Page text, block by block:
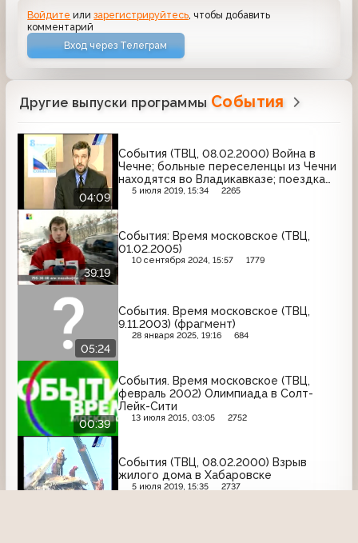
Войдите илизарегистрируйтесь , чтобы добавить
комментарий
Вход через Телеграм
Другие выпуски программы События
04:09
События (ТВЦ, 08.02.2000) Война в
Чечне; больные переселенцы из Чечни
находятся во Владикавказе; поездка
Владимира Путина в Зеленоград
5 июля 2019, 15:34 2265
39:19
События: Время московское (ТВЦ,
01.02.2005)
10 сентября 2024, 15:57 1779
05:24
События. Время московское (ТВЦ,
9.11.2003) (фрагмент)
28 января 2025, 19:16 684
00:39
События. Время московское (ТВЦ,
февраль 2002) Олимпиада в Солт-
Лейк-Сити
13 июля 2015, 03:05 2752
События (ТВЦ, 08.02.2000) Взрыв
жилого дома в Хабаровске
5 июля 2019, 15:35 2737